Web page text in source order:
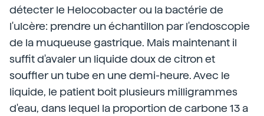
détecter le Helocobacter ou la bactérie de
l'ulcère: prendre un échantillon par l'endoscopie
de la muqueuse gastrique. Mais maintenant il
suffit d'avaler un liquide doux de citron et
souffler un tube en une demi-heure. Avec le
liquide, le patient boit plusieurs milligrammes
d'eau, dans lequel la proportion de carbone 13 a